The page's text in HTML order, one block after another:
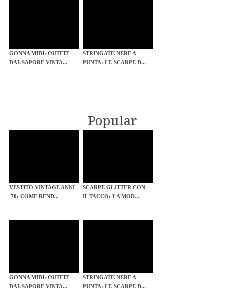
GONNA MIDI: OUTFIT
DAL SAPORE VINTA...
STRINGATE NERE A
PUNTA: LE SCARPE D...
Popular
VESTITO VINTAGE ANNI
'70: COME REND...
SCARPE GLITTER CON
IL TACCO: LA MOD...
GONNA MIDI: OUTFIT
DAL SAPORE VINTA...
STRINGATE NERE A
PUNTA: LE SCARPE D...